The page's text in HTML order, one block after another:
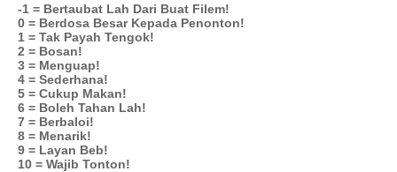
-1 = Bertaubat Lah Dari Buat Filem!
0 = Berdosa Besar Kepada Penonton!
1 = Tak Payah Tengok!
2 = Bosan!
3 = Menguap!
4 = Sederhana!
5 = Cukup Makan!
6 = Boleh Tahan Lah!
7 = Berbaloi!
8 = Menarik!
9 = Layan Beb!
10 = Wajib Tonton!